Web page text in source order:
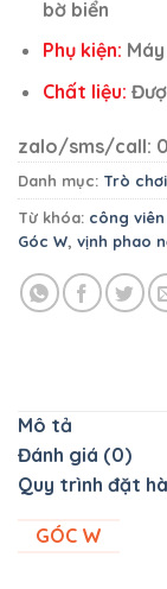
bờ biển
Phụ kiện:
Chất liệu:
zalo/sms/call:
Danh mục: Trò
Từ khóa: công
Góc W, vịnh phao
Mô tả
Đánh giá (0)
Quy trình đặt
GÓC W